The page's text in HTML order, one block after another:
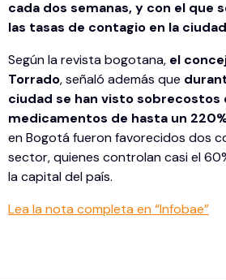
cada dos semanas, y con el que
las tasas de contagio en la ciudad
Según la revista bogotana, el
Torrado, señaló además que
ciudad se han visto sobrecostos
medicamentos de hasta un
en Bogotá fueron favorecidos dos
sector, quienes controlan casi el
la capital del país.
Lea la nota completa en “Infobae”